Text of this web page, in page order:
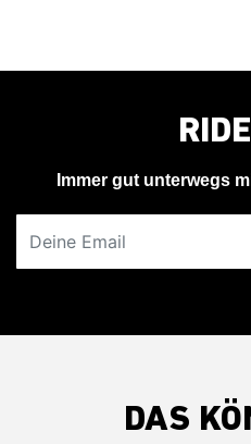
Immer gut unterwegs
DAS